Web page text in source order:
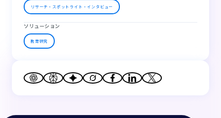
リサーチ・スポットライト・インタビュー
ソリューション
教育研究